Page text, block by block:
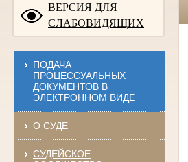
ВЕРСИЯ ДЛЯ
СЛАБОВИДЯЩИХ
ПОДАЧА
ПРОЦЕССУАЛЬНЫХ
ДОКУМЕНТОВ В
ЭЛЕКТРОННОМ ВИДЕ
О СУДЕ
СУДЕЙСКОЕ